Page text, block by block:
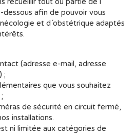
dessous afin de pouvoir vous
et d´obstétrique adaptés
(adresse e-mail, adresse
;
que vous souhaitez
de sécurité en circuit fermé,
installations.
ni limitée aux catégories de